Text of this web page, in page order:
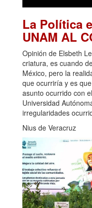
La Política
UNAM AL
Opinión de Elsbeth
criatura, es cuando
México, pero la
que ocurriría y es
asunto ocurrido con
Universidad
irregularidades
Nius de Veracruz